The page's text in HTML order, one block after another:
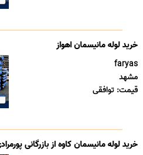
خرید لوله مانیسمان اهواز
faryas
مشهد
قیمت: توافقی
خرید لوله مانیسمان کاوه از بازرگانی